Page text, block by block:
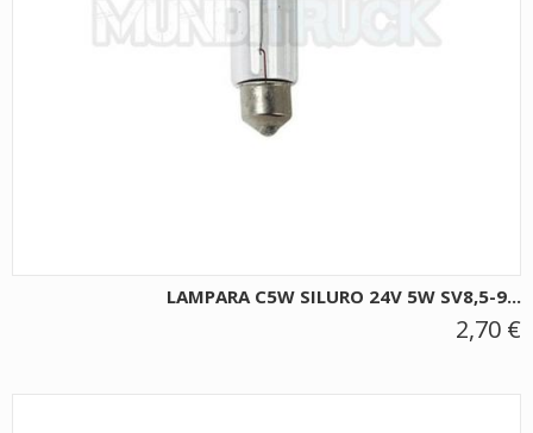
LAMPARA C5W SILURO 24V 5W SV8,5-9...
2,70 €